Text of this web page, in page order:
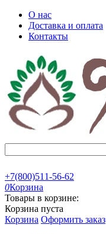
О нас
Доставка и оплата
Контакты
+7(800)511-56-62
0Корзина
Товары в корзине:
Корзина пуста
Корзина Оформить заказ